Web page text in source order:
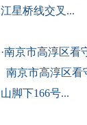
江星桥线交叉...
·南京市高淳区看
南京市高淳区看
山脚下166号...